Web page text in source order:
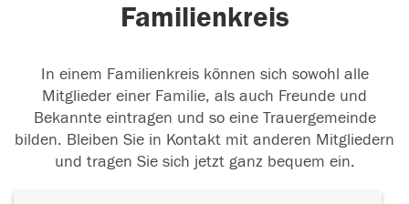
Familienkreis
In einem Familienkreis können sich sowohl alle
Mitglieder einer Familie, als auch Freunde und
Bekannte eintragen und so eine Trauergemeinde
bilden. Bleiben Sie in Kontakt mit anderen Mitgliedern
und tragen Sie sich jetzt ganz bequem ein.